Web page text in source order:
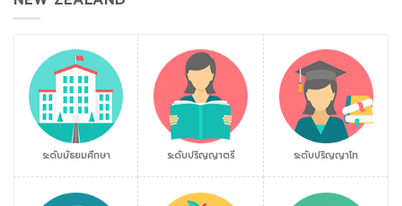
ระดับมัธยมศึกษา ระดับปริญญาตรี ระดับปริญญาโท